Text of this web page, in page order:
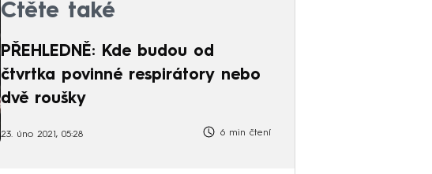
Čtěte také
PŘEHLEDNĚ: Kde budou od
čtvrtka povinné respirátory nebo
dvě roušky
23. úno 2021, 05:28 6 min čtení